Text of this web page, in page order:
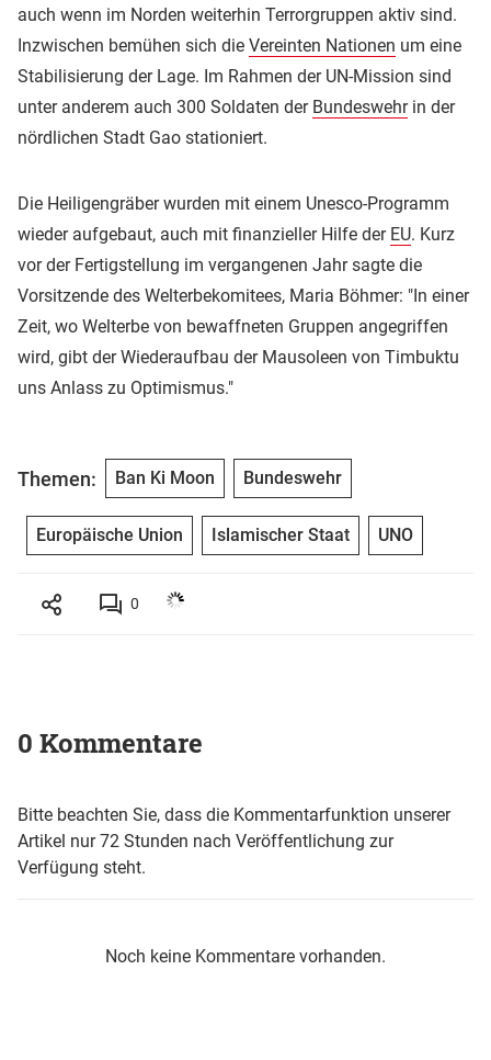
auch wenn im Norden weiterhin Terrorgruppen aktiv sind.
Inzwischen bemühen sich die Vereinten Nationen um eine
Stabilisierung der Lage. Im Rahmen der UN-Mission sind
unter anderem auch 300 Soldaten der Bundeswehrin der
nördlichen Stadt Gao stationiert.
Die Heiligengräber wurden mit einem Unesco-Programm
wieder aufgebaut, auch mit finanzieller Hilfe der EU. Kurz
vor der Fertigstellung im vergangenen Jahr sagte die
Vorsitzende des Welterbekomitees, Maria Böhmer: "In einer
Zeit, wo Welterbe von bewaffneten Gruppen angegriffen
wird, gibt der Wiederaufbau der Mausoleen von Timbuktu
uns Anlass zu Optimismus."
Themen: Ban Ki Moon Bundeswehr
Europäische Union Islamischer Staat UNO
0
0 Kommentare
Bitte beachten Sie, dass die Kommentarfunktion unserer
Artikel nur 72 Stunden nach Veröffentlichung zur
Verfügung steht.
Noch keine Kommentare vorhanden.